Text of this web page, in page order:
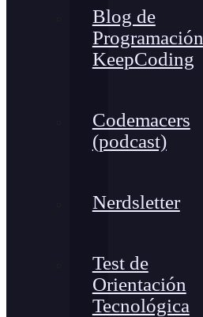
Blog de
Programación
KeepCoding
Codemacers
(podcast)
Nerdsletter
Test de
Orientación
Tecnológica